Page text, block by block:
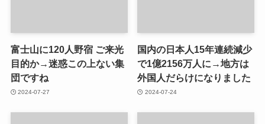
富士山に120人野宿 ご来光
目的か→迷惑この上ない集
団ですね
2024-07-27
国内の日本人15年連続減少
で1億2156万人に→地方は
外国人だらけになりました
2024-07-24